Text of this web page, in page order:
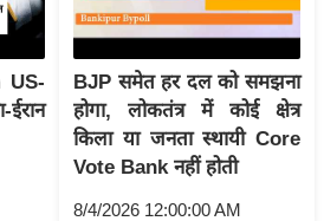
US-
BJP समेत हर दल को समझना
होगा, लोकतंत्र में कोई क्षेत्र
किला या जनता स्थायी Core
Vote Bank नहीं होती
8/4/2026 12:00:00 AM